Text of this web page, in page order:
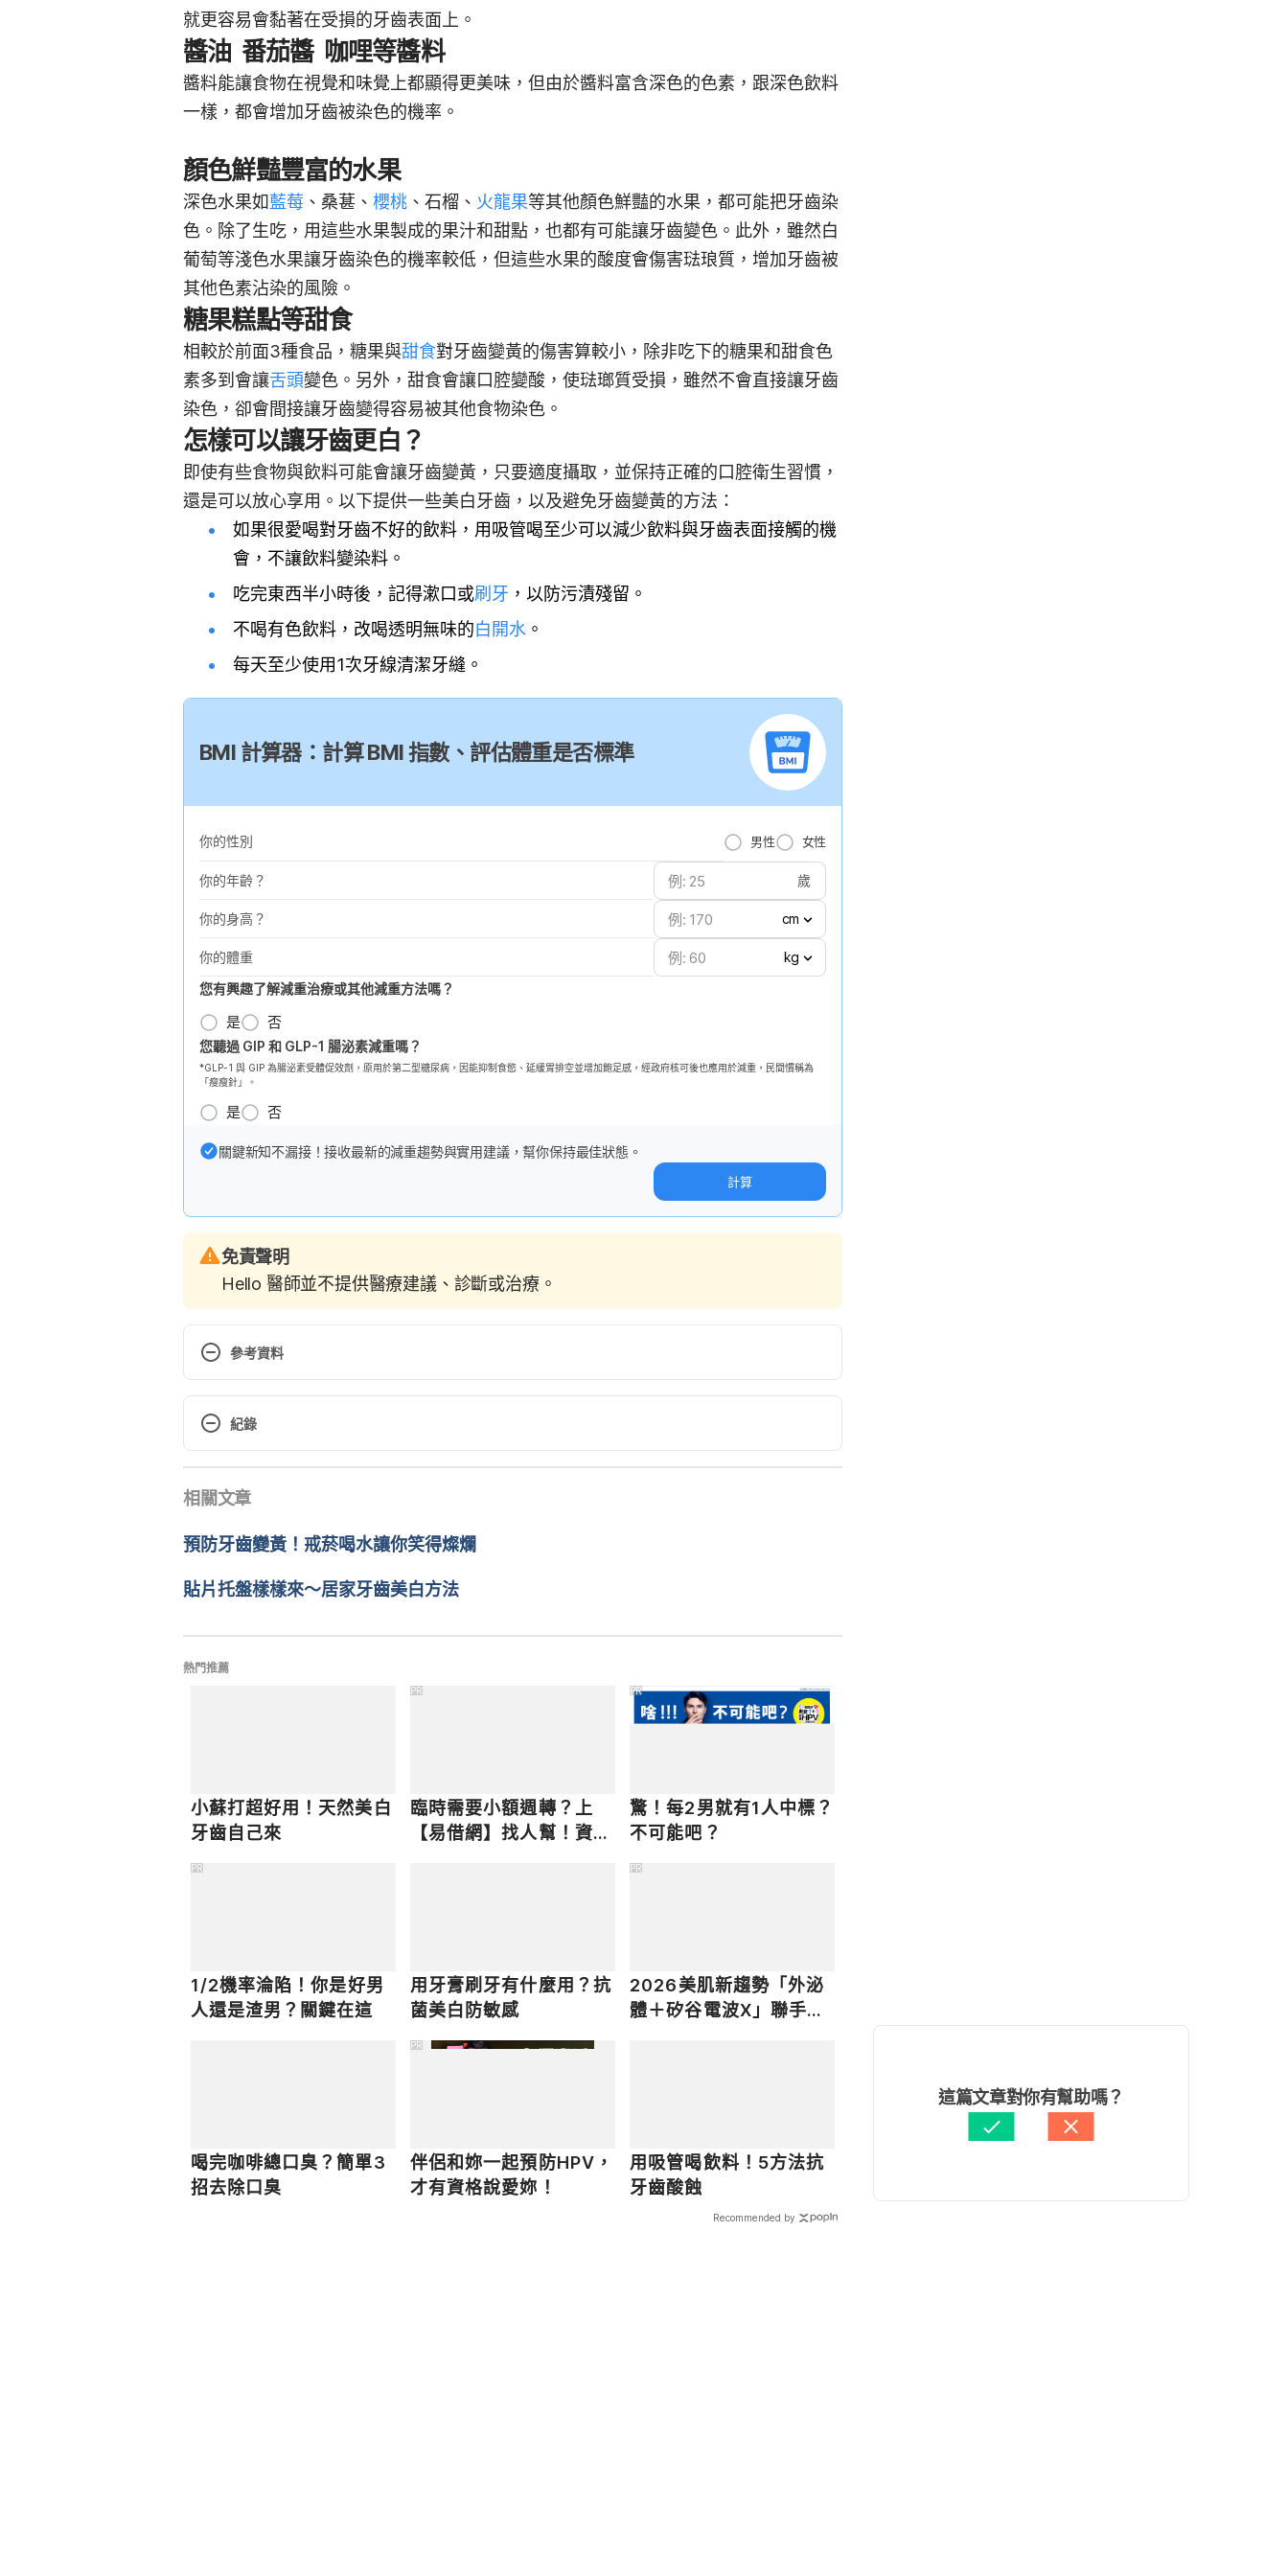
就更容易會黏著在受損的牙齒表面上。
醬油 番茄醬 咖哩等醬料
醬料能讓食物在視覺和味覺上都顯得更美味，但由於醬料富含深色的色素，跟深色飲料
一樣，都會增加牙齒被染色的機率。
顏色鮮豔豐富的水果
深色水果如藍莓 、桑葚、 櫻桃 、石榴、 火龍果等其他顏色鮮豔的水果，都可能把牙齒染
色。除了生吃，用這些水果製成的果汁和甜點，也都有可能讓牙齒變色。此外，雖然白
葡萄等淺色水果讓牙齒染色的機率較低，但這些水果的酸度會傷害琺琅質，增加牙齒被
其他色素沾染的風險。
糖果糕點等甜食
相較於前面3種食品，糖果與甜食對牙齒變黃的傷害算較小，除非吃下的糖果和甜食色
素多到會讓舌頭變色。另外，甜食會讓口腔變酸，使琺瑯質受損，雖然不會直接讓牙齒
染色，卻會間接讓牙齒變得容易被其他食物染色。
怎樣可以讓牙齒更白？
即使有些食物與飲料可能會讓牙齒變黃，只要適度攝取，並保持正確的口腔衛生習慣，
還是可以放心享用。以下提供一些美白牙齒，以及避免牙齒變黃的方法：
如果很愛喝對牙齒不好的飲料，用吸管喝至少可以減少飲料與牙齒表面接觸的機
會，不讓飲料變染料。
吃完東西半小時後，記得漱口或刷牙 ，以防污漬殘留。
不喝有色飲料，改喝透明無味的白開水 。
每天至少使用1次牙線清潔牙縫。
BMI 計算器：計算 BMI 指數、評估體重是否標準
你的性別 男性 女性
你的年齡？ 歲
你的身高？ cm
你的體重
kg
您有興趣了解減重治療或其他減重方法嗎？
是 否
您聽過 GIP 和 GLP-1 腸泌素減重嗎？
*GLP-1 與 GIP 為腸泌素受體促效劑，原用於第二型糖尿病，因能抑制食慾、延緩胃排空並增加飽足感，經政府核可後也應用於減重，民間慣稱為
「瘦瘦針」。
是 否
關鍵新知不漏接！接收最新的減重趨勢與實用建議，幫你保持最佳狀態。
計算
免責聲明
Hello 醫師並不提供醫療建議、診斷或治療。
參考資料
Foods That Stain Your Teeth. http://www.webmd.com/oral-health/ss/slideshow-foods-
stain-teeth. Accessed June 02, 2016
紀錄
2021/11/05
文： W.R. Su
醫學審稿： 賴建翰醫師
由 文子齊 更新
相關文章
預防牙齒變黃！戒菸喝水讓你笑得燦爛
貼片托盤樣樣來～居家牙齒美白方法
熱門推薦
小蘇打超好用！天然美白
牙齒自己來
臨時需要小額週轉？上
【易借網】找人幫！資金
PR
驚！每2男就有1人中標？
不可能吧？
PR
1/2機率淪陷！你是好男
人還是渣男？關鍵在這
PR
用牙膏刷牙有什麼用？抗
菌美白防敏感
2026美肌新趨勢「外泌
體＋矽谷電波X」聯手，
PR
喝完咖啡總口臭？簡單3
招去除口臭
伴侶和妳一起預防HPV，
才有資格說愛妳！
PR
用吸管喝飲料！5方法抗
牙齒酸蝕
Recommended by
這篇文章對你有幫助嗎？